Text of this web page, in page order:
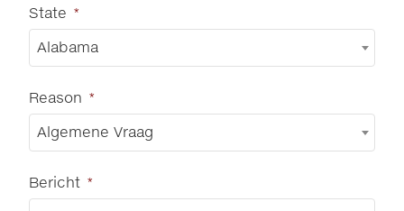
State *
Alabama
Reason *
Algemene Vraag
Bericht *